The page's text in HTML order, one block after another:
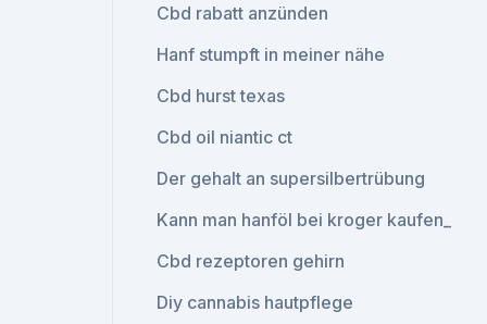
Cbd rabatt anzünden
Hanf stumpft in meiner nähe
Cbd hurst texas
Cbd oil niantic ct
Der gehalt an supersilbertrübung
Kann man hanföl bei kroger kaufen_
Cbd rezeptoren gehirn
Diy cannabis hautpflege